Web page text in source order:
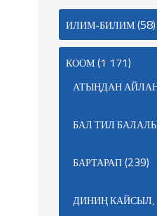
ИЛИМ-БИЛИМ(58)
КООМ(1 171)
АТЫҢДАН
БАЛ ТИЛ
БАРТАРАП(239)
ДИНИҢ КАЙСЫЛ,